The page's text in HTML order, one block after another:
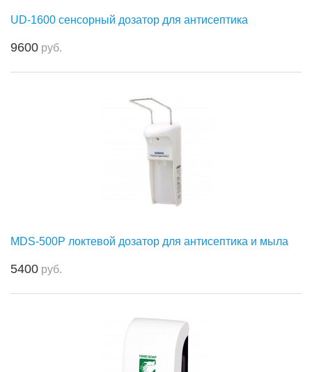
UD-1600 сенсорный дозатор для антисептика
9600 руб.
MDS-500P локтевой дозатор для антисептика и мыла
5400 руб.